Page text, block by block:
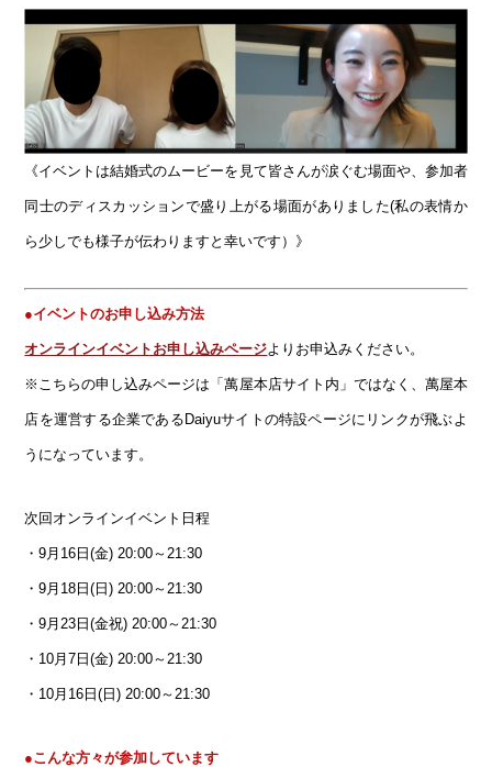
《イベントは結婚式のムービーを見て皆さんが涙ぐむ場面や、参加者
同士のディスカッションで盛り上がる場面がありました(私の表情か
ら少しでも様子が伝わりますと幸いです）》
●イベントのお申し込み方法
オンラインイベントお申し込みページよりお申込みください。
※こちらの申し込みページは「萬屋本店サイト内」ではなく、萬屋本
店を運営する企業であるDaiyuサイトの特設ページにリンクが飛ぶよ
うになっています。
次回オンラインイベント日程
・9月16日(金) 20:00～21:30
・9月18日(日) 20:00～21:30
・9月23日(金祝) 20:00～21:30
・10月7日(金) 20:00～21:30
・10月16日(日) 20:00～21:30
●こんな方々が参加しています